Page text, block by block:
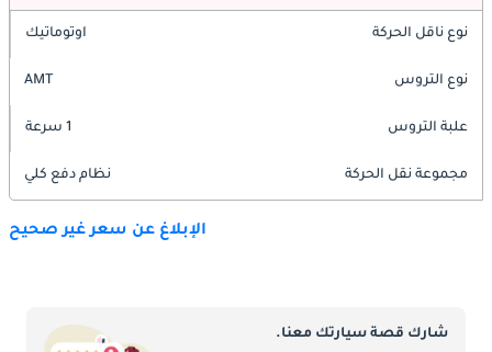
نوع ناقل الحركة اوتوماتيك
نوع التروس AMT
علبة التروس 1 سرعة
مجموعة نقل الحركة نظام دفع كلي
الإبلاغ عن سعر غير صحيح
شارك قصة سيارتك معنا.